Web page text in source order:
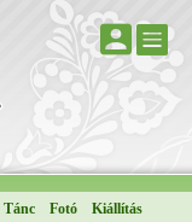
Tánc Fotó
Kiállítás